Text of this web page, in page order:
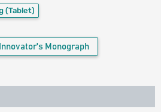
(Tablet)
Innovator's Monograph